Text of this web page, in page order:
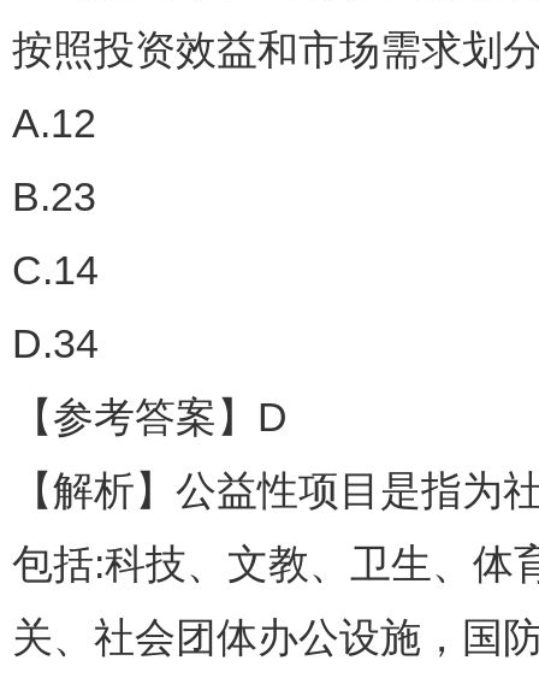
按照投资效益和市场需求划
A.12
B.23
C.14
D.34
【参考答案】D
【解析】公益性项目是指为
包括:科技、文教、卫生、体
关、社会团体办公设施，国